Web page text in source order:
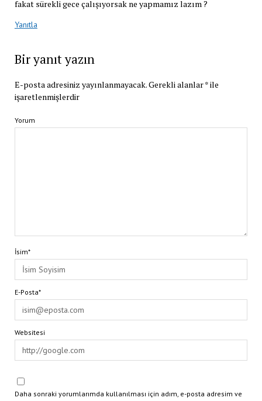
fakat sürekli gece çalışıyorsak ne yapmamız lazım ?
Yanıtla
Bir yanıt yazın
E-posta adresiniz yayınlanmayacak.Gerekli alanlar*ile
işaretlenmişlerdir
Yorum
İsim*
E-Posta*
Websitesi
Daha sonraki yorumlarımda kullanılması için adım, e-posta adresim ve